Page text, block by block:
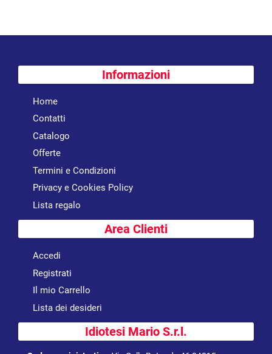
Informazioni
Home
Contatti
Catalogo
Offerte
Termini e Condizioni
Privacy e Cookies Policy
Lista regalo
Area Clienti
Accedi
Registrati
Il mio Carrello
Lista dei desideri
Idiotesi Mario S.r.l.